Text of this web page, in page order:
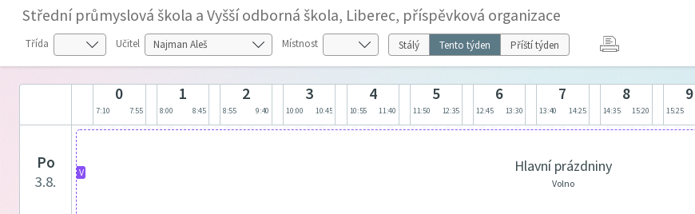
Střední průmyslová škola a Vyšší odborná škola, Liberec, příspěvková organizace
Třída Učitel Místnost Stálý Tento týden Příští týden
0
7:10 7:55
1
8:00 8:45
2
8:55 9:40
3
10:00 10:45
4
10:55 11:40
5
11:50 12:35
6
12:45 13:30
7
13:40 14:25
8
14:35 15:20
9
15:25
po
3.8.
V Hlavní prázdniny
Volno